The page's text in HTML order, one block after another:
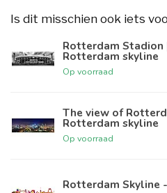
Is dit misschien ook iets
Rotterdam Stadion
Rotterdam skyline
Op voorraad
The view of
Rotterdam skyline
Op voorraad
Rotterdam Skyline